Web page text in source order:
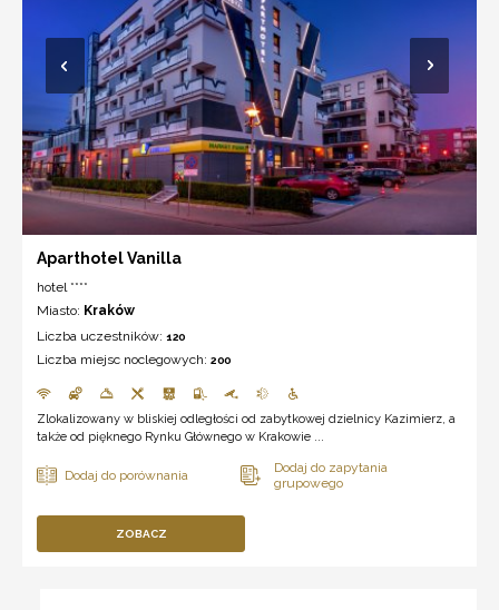
Aparthotel Vanilla
hotel ****
Miasto: Kraków
Liczba uczestników: 120
Liczba miejsc noclegowych: 200
Zlokalizowany w bliskiej odległości od zabytkowej dzielnicy Kazimierz, a
także od pięknego Rynku Głównego w Krakowie ...
ZOBACZ